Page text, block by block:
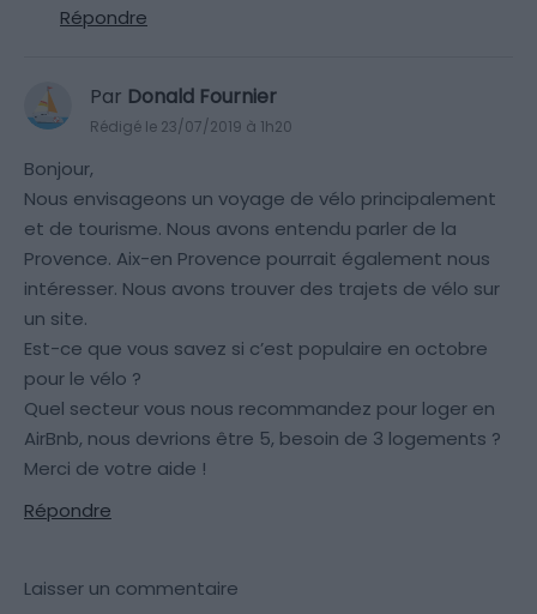
Répondre
Par Donald Fournier
Rédigé le 23/07/2019 à 1h20
Bonjour,
Nous envisageons un voyage de vélo principalement
et de tourisme. Nous avons entendu parler de la
Provence. Aix-en Provence pourrait également nous
intéresser. Nous avons trouver des trajets de vélo sur
un site.
Est-ce que vous savez si c’est populaire en octobre
pour le vélo ?
Quel secteur vous nous recommandez pour loger en
AirBnb, nous devrions être 5, besoin de 3 logements ?
Merci de votre aide !
Répondre
Laisser un commentaire